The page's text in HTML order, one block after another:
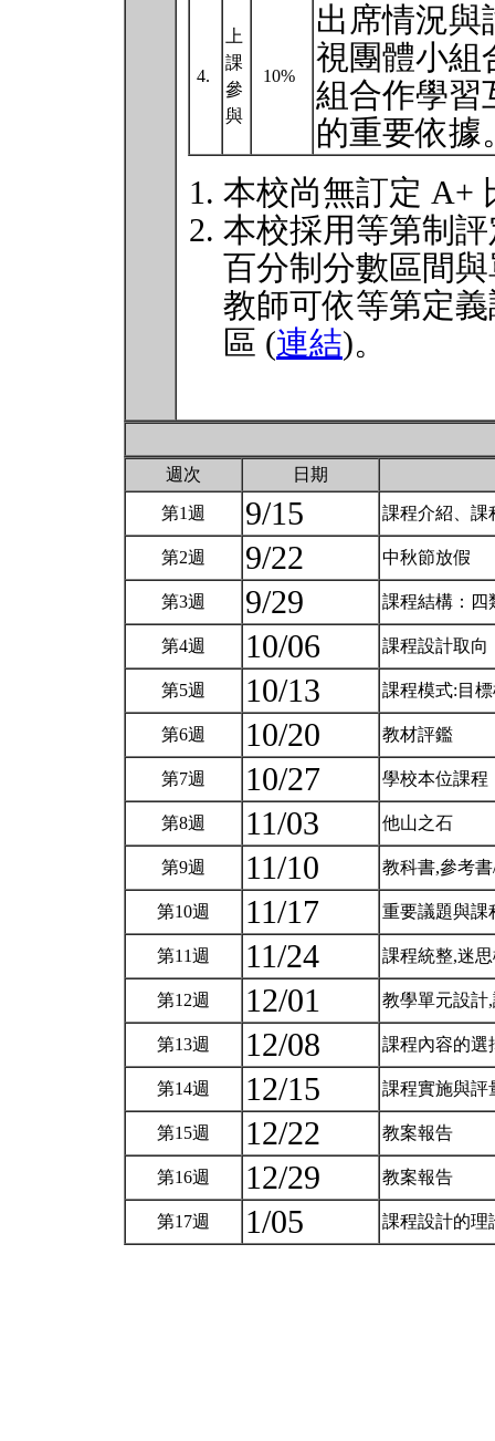
4.
上
課
參
與
10%
出席情況與
視團體小組
組合作學習
的重要依
本校尚無訂定 A+
本校採用等第制
百分制分數區間
教師可依等第定
區 (連結)。
週次 日期
第1週 9/15 課程介紹、課
第2週 9/22 中秋節放假
第3週 9/29 課程結構：
第4週 10/06 課程設計取向
第5週 10/13 課程模式:目
第6週 10/20 教材評鑑
第7週 10/27 學校本位課程
第8週 11/03 他山之石
第9週 11/10 教科書,參考
第10週 11/17 重要議題與課
第11週 11/24 課程統整,迷
第12週 12/01 教學單元設
第13週 12/08 課程內容的選
第14週 12/15 課程實施與評
第15週 12/22 教案報告
第16週 12/29 教案報告
第17週 1/05 課程設計的